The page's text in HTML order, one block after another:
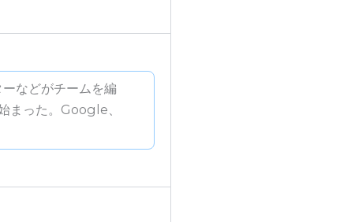
などがチームを編
まった。Google、